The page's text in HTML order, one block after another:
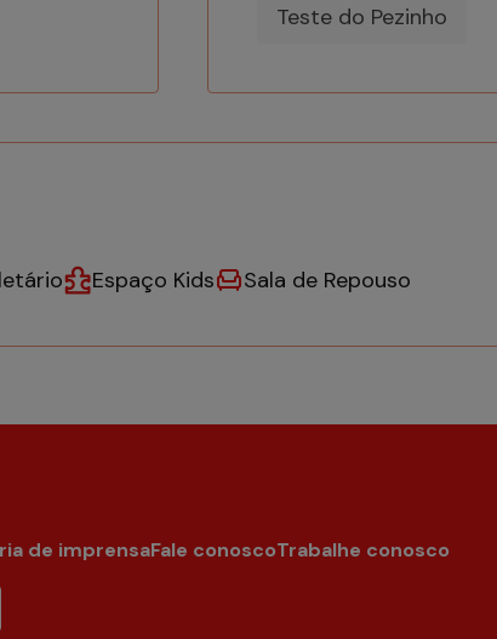
Teste do Pezinho
Espaço Kids Sala de Repouso
de imprensaFale conoscoTrabalhe conosco